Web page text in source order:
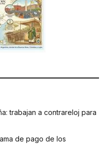
trabajan a contrareloj para
de pago de los